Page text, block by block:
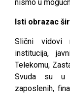
nismo u
Isti obrazac
Slični vidovi
institucija,
Telekomu,
Svuda su u
zaposlenih,